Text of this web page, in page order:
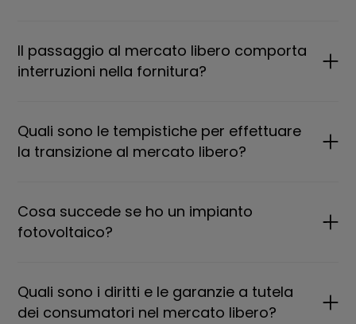
Il passaggio al mercato libero comporta
interruzioni nella fornitura?
Quali sono le tempistiche per effettuare
la transizione al mercato libero?
Cosa succede se ho un impianto
fotovoltaico?
Quali sono i diritti e le garanzie a tutela
dei consumatori nel mercato libero?